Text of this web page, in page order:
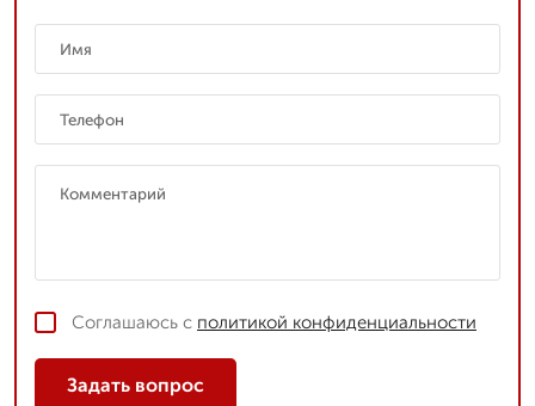
Соглашаюсь с политикой конфиденциальности
Задать вопрос